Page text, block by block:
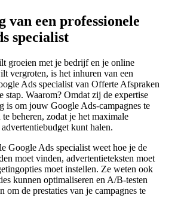
van een professionele
specialist
groeien met je bedrijf en je online
vergroten, is het inhuren van een
Ads specialist van Offerte Afspraken
stap. Waarom? Omdat zij de expertise
is om jouw Google Ads-campagnes te
beheren, zodat je het maximale
kunt halen.
Google Ads specialist weet hoe je de
moet vinden, advertentieteksten moet
moet instellen. Ze weten ook
kunnen optimaliseren en A/B-testen
om de prestaties van je campagnes te